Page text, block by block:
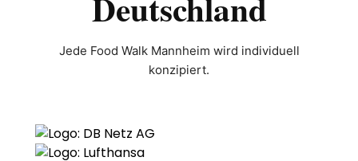
Jede Food Walk Mannheim wird individuell
konzipiert.